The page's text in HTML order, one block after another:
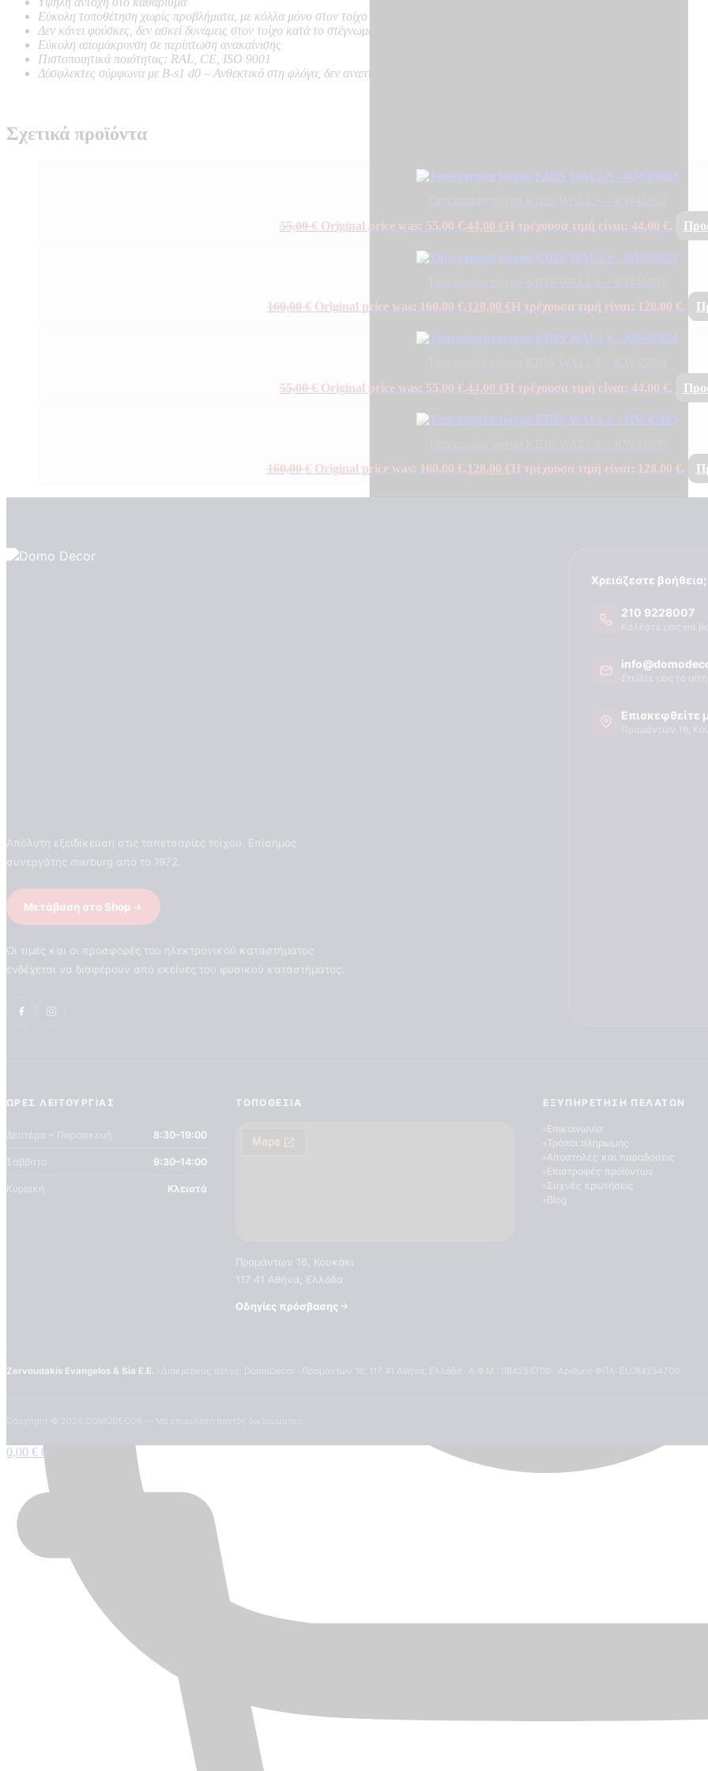
Εύκολη τοποθέτηση χωρίς προβλήματα, με κόλλα μόνο στον τοίχο
Δεν κάνει φούσκες, δεν ασκεί δυνάμεις στον τοίχο κατά το στέγνωμα
Εύκολη απομάκρυνση σε περίπτωση ανακαίνισης
Πιστοποιητικά ποιότητας: RAL, CE, ISO 9001
Δύσφλεκτες σύμφωνα με B-s1 d0 – Ανθεκτικό στη φλόγα, δεν αναπτύσσουν καπνό, δε δημιουργούν φλεγόμενα σωματίδια
Σχετικά προϊόντα
55,00€ Original price was: 55,00 €.44,00 €Η τρέχουσα τιμή είναι: 44,00 €.
160,00€ Original price was: 160,00 €.128,00 €Η τρέχουσα τιμή είναι: 128,00 €.
55,00€ Original price was: 55,00 €.44,00 €Η τρέχουσα τιμή είναι: 44,00 €.
160,00€ Original price was: 160,00 €.128,00 €Η τρέχουσα τιμή είναι: 128,00 €.
Απόλυτη εξειδίκευση στις ταπετσαρίες τοίχου. Επίσημος
συνεργάτης marburg από το 1972.
Μετάβαση στο Shop
Οι τιμές και οι προσφορές του ηλεκτρονικού καταστήματος
ενδέχεται να διαφέρουν από εκείνες του φυσικού καταστήματος.
Χρειάζεστε βοήθεια;
210 9228007
Επισκεφθείτε
ΏΡΕΣ ΛΕΙΤΟΥΡΓΊΑΣ
Δευτέρα – Παρασκευή 8:30–19:00
Σάββατο 9:30–14:00
Κυριακή Κλειστά
ΤΟΠΟΘΕΣΊΑ
Πραμάντων 16, Κουκάκι
117 41 Αθήνα, Ελλάδα
Οδηγίες πρόσβασης
ΕΞΥΠΗΡΈΤΗΣΗ ΠΕΛΑΤΏΝ
Επικοινωνία
Τρόποι πληρωμής
Αποστολές και παραδόσεις
Επιστροφές προϊόντων
Συχνές ερωτήσεις
Blog
Zervoudakis Evangelos & Sia E.E.
0,00 € 0